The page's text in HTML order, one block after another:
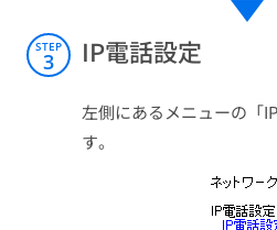
STEP
3 IP電話設定
左側にあるメニューの「
す。